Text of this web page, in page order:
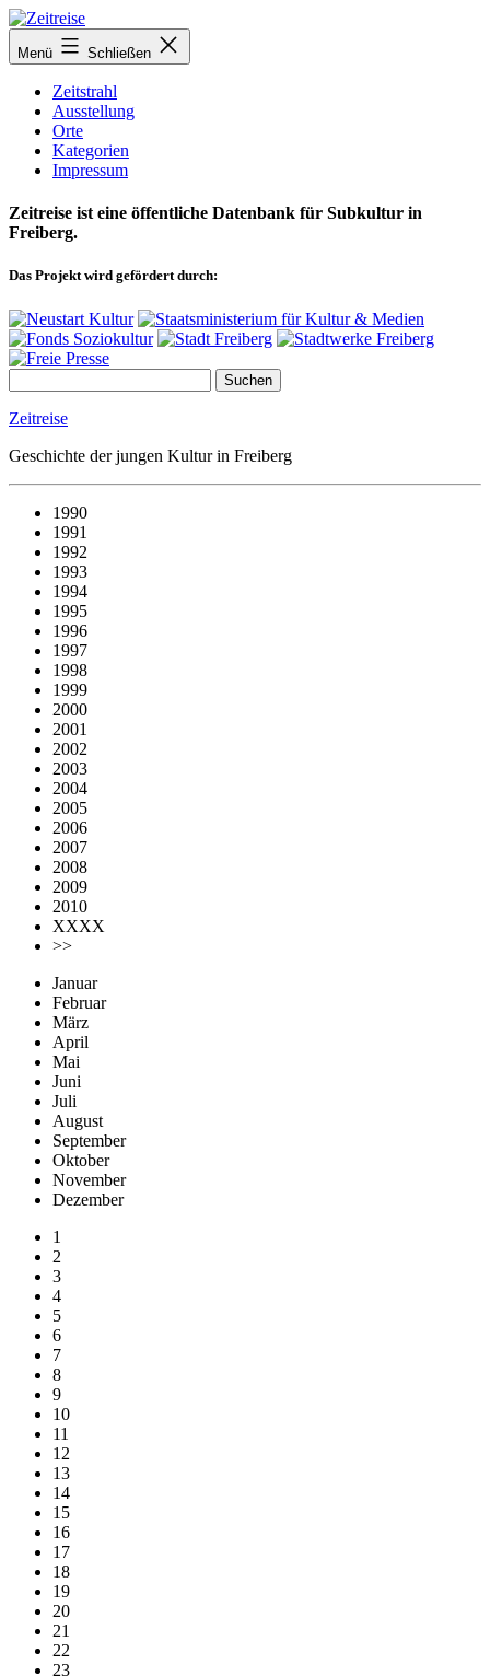
Zum
Inhalt
springen
Menü Schließen
Zeitstrahl
Ausstellung
Orte
Kategorien
Impressum
Zeitreise ist eine öffentliche Datenbank für Subkultur in
Freiberg.
Das Projekt wird gefördert durch:
Zeitreise
Geschichte der jungen Kultur in Freiberg
1990
1991
1992
1993
1994
1995
1996
1997
1998
1999
2000
2001
2002
2003
2004
2005
2006
2007
2008
2009
2010
XXXX
>>
Januar
Februar
März
April
Mai
Juni
Juli
August
September
Oktober
November
Dezember
1
2
3
4
5
6
7
8
9
10
11
12
13
14
15
16
17
18
19
20
21
22
23